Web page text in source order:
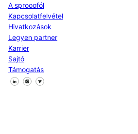
A sprooofól
Kapcsolatfelvétel
Hivatkozások
Legyen partner
Karrier
Sajtó
Támogatás
Kövessen minket a Facebookon
Kövessen minket az X-en
Kövessen minket a